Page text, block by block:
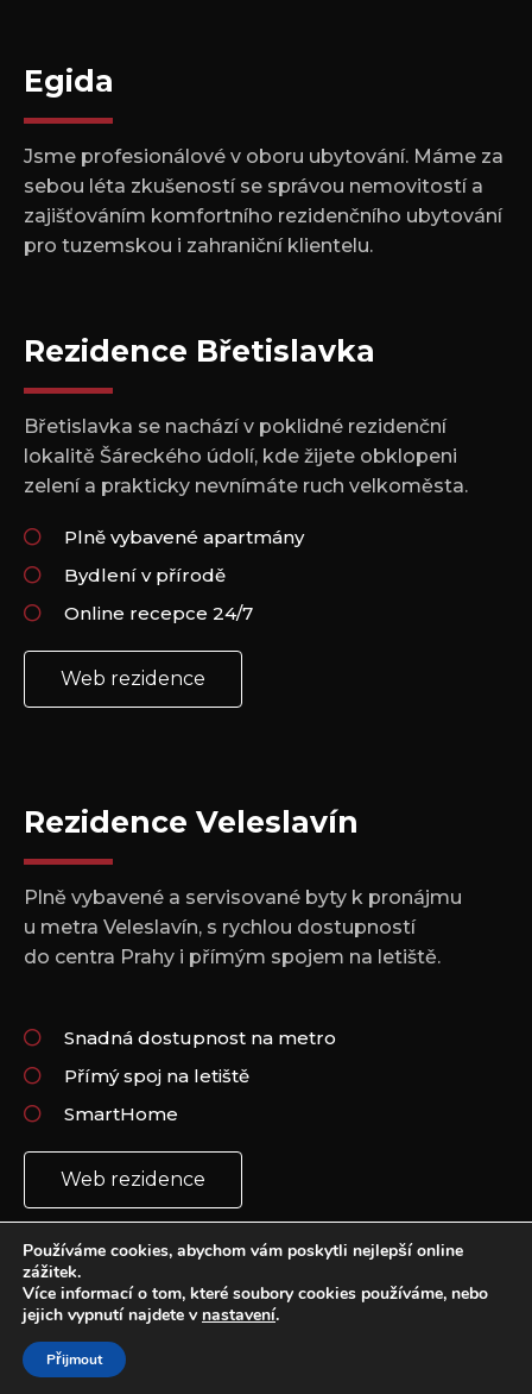
Egida
Jsme profesionálové v oboru ubytování. Máme za
sebou léta zkušeností se správou nemovitostí a
zajišťováním komfortního rezidenčního ubytování
pro tuzemskou i zahraniční klientelu.
Rezidence Břetislavka
Břetislavka se nachází v poklidné rezidenční
lokalitě Šáreckého údolí, kde žijete obklopeni
zelení a prakticky nevnímáte ruch velkoměsta.
Plně vybavené apartmány
Bydlení v přírodě
Online recepce 24/7
Web rezidence
Rezidence Veleslavín
Plně vybavené a servisované byty k pronájmu
u metra Veleslavín, s rychlou dostupností
do centra Prahy i přímým spojem na letiště.
Snadná dostupnost na metro
Přímý spoj na letiště
SmartHome
Web rezidence
Copyright 2021 © All rights Reserved.
Vytvořil: Plus Design & Marketing
Používáme cookies, abychom vám poskytli nejlepší online
zážitek.
Více informací o tom, které soubory cookies používáme, nebo
jejich vypnutí najdete v nastavení.
Přijmout